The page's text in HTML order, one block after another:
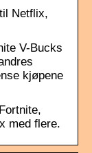
Netflix,
V-Bucks
kjøpene
med flere.